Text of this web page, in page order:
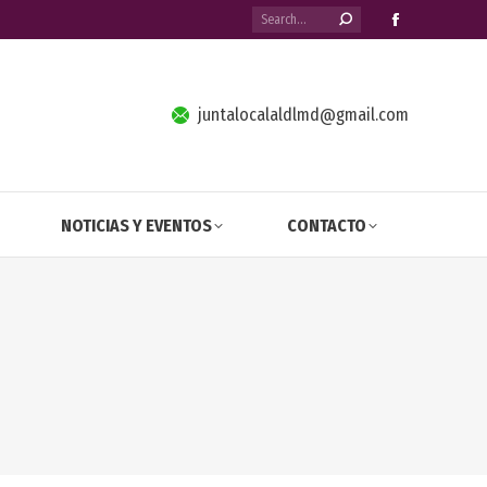
Search:
Facebook
in
juntalocalaldlmd@gmail.com
NOTICIAS Y EVENTOS CONTACTO